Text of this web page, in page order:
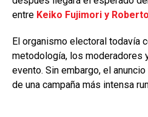
entre Keiko Fujimori y
El organismo electoral todavía
metodología, los moderadores
evento. Sin embargo, el
de una campaña más intensa